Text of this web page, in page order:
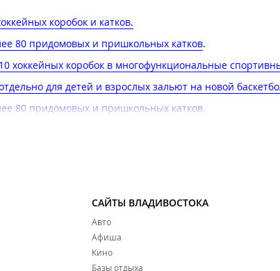
коробок и катков​.
80 придомовых и пришкольных катков.
хоккейных коробок в многофункциональные
для детей и взрослых зальют на новой
80 придомовых и пришкольных катков​.
хоккейных коробок в многофункциональные
прошёл финал турнира по дворовому хоккею
каникулах покататься на коньках во Владивостоке
во Владивостоке
будут работать этой зимой для жителей и гостей
САЙТЫ ВЛАДИВОСТОКА
Авто
Афиша
Кино
Базы отдыха